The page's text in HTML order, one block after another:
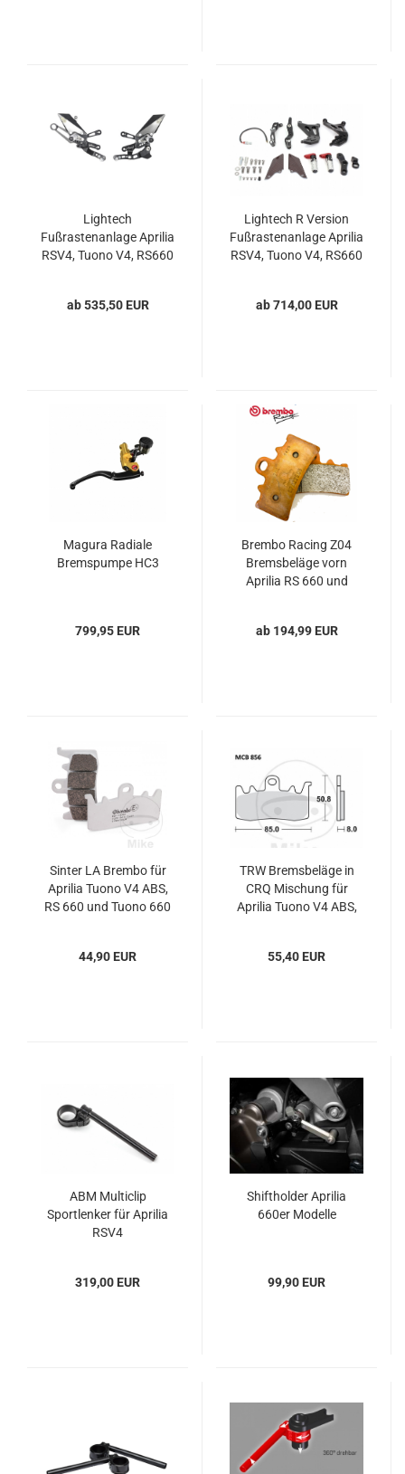
Lightech
Fußrastenanlage Aprilia
RSV4, Tuono V4, RS660
ab 535,50 EUR
Lightech R Version
Fußrastenanlage Aprilia
RSV4, Tuono V4, RS660
ab 714,00 EUR
Magura Radiale
Bremspumpe HC3
799,95 EUR
Brembo Racing Z04
Bremsbeläge vorn
Aprilia RS 660 und
ab 194,99 EUR
Sinter LA Brembo für
Aprilia Tuono V4 ABS,
RS 660 und Tuono 660
44,90 EUR
TRW Bremsbeläge in
CRQ Mischung für
Aprilia Tuono V4 ABS,
55,40 EUR
ABM Multiclip
Sportlenker für Aprilia
RSV4
319,00 EUR
Shiftholder Aprilia
660er Modelle
99,90 EUR